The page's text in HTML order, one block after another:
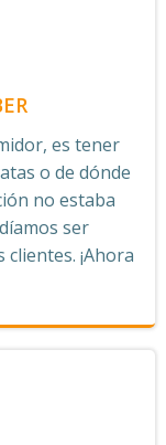
es tener
o de dónde
no estaba
ser
¡Ahora